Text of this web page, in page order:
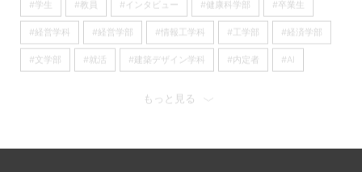
#学生 #教員 #インタビュー #健康科学部 #卒業生
#経営学科 #経営学部 #情報工学科 #工学部 #経済学部
#文学部 #就活 #建築デザイン学科 #内定者 #AI
もっと見る